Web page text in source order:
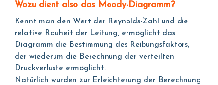
Wozu dient also das Moody-Diagramm?
Kennt man den Wert der Reynolds-Zahl und die
relative Rauheit der Leitung, ermöglicht das
Diagramm die Bestimmung des Reibungsfaktors,
der wiederum die Berechnung der verteilten
Druckverluste ermöglicht.
Natürlich wurden zur Erleichterung der Berechnung